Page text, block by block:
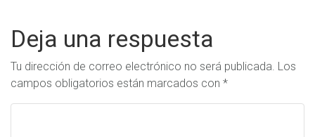
Deja una respuesta
Tu dirección de correo electrónico no será publicada. Los
campos obligatorios están marcados con *